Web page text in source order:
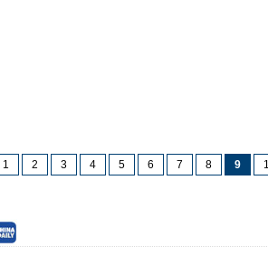
1 2 3 4 5 6 7 8 9